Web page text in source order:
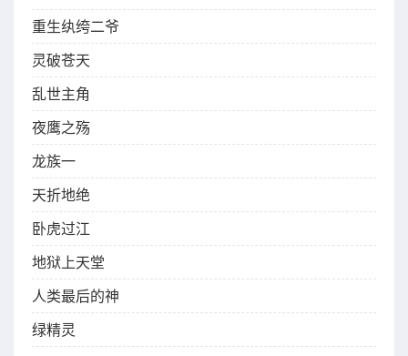
重生纨绔二爷
灵破苍天
乱世主角
夜鹰之殇
龙族一
天折地绝
卧虎过江
地狱上天堂
人类最后的神
绿精灵